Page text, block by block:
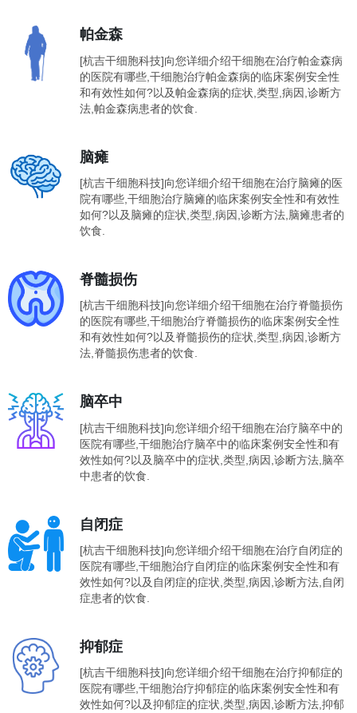
帕金森
[杭吉干细胞科技]向您详细介绍干细胞在治疗帕金森病
的医院有哪些,干细胞治疗帕金森病的临床案例安全性
和有效性如何?以及帕金森病的症状,类型,病因,诊断方
法,帕金森病患者的饮食.
脑瘫
[杭吉干细胞科技]向您详细介绍干细胞在治疗脑瘫的医
院有哪些,干细胞治疗脑瘫的临床案例安全性和有效性
如何?以及脑瘫的症状,类型,病因,诊断方法,脑瘫患者的
饮食.
脊髓损伤
[杭吉干细胞科技]向您详细介绍干细胞在治疗脊髓损伤
的医院有哪些,干细胞治疗脊髓损伤的临床案例安全性
和有效性如何?以及脊髓损伤的症状,类型,病因,诊断方
法,脊髓损伤患者的饮食.
脑卒中
[杭吉干细胞科技]向您详细介绍干细胞在治疗脑卒中的
医院有哪些,干细胞治疗脑卒中的临床案例安全性和有
效性如何?以及脑卒中的症状,类型,病因,诊断方法,脑卒
中患者的饮食.
自闭症
[杭吉干细胞科技]向您详细介绍干细胞在治疗自闭症的
医院有哪些,干细胞治疗自闭症的临床案例安全性和有
效性如何?以及自闭症的症状,类型,病因,诊断方法,自闭
症患者的饮食.
抑郁症
[杭吉干细胞科技]向您详细介绍干细胞在治疗抑郁症的
医院有哪些,干细胞治疗抑郁症的临床案例安全性和有
效性如何?以及抑郁症的症状,类型,病因,诊断方法,抑郁